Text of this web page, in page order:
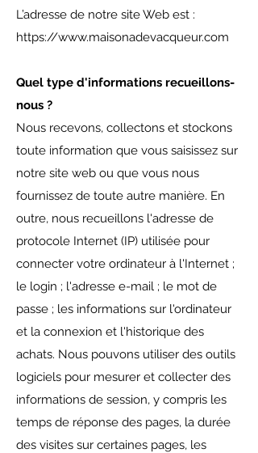
L’adresse de notre site Web est :
https://www.maisonadevacqueur.com
Quel type d'informations recueillons-
nous ?
Nous recevons, collectons et stockons
toute information que vous saisissez sur
notre site web ou que vous nous
fournissez de toute autre manière. En
outre, nous recueillons l'adresse de
protocole Internet (IP) utilisée pour
connecter votre ordinateur à l'Internet ;
le login ; l'adresse e-mail ; le mot de
passe ; les informations sur l'ordinateur
et la connexion et l'historique des
achats. Nous pouvons utiliser des outils
logiciels pour mesurer et collecter des
informations de session, y compris les
temps de réponse des pages, la durée
des visites sur certaines pages, les